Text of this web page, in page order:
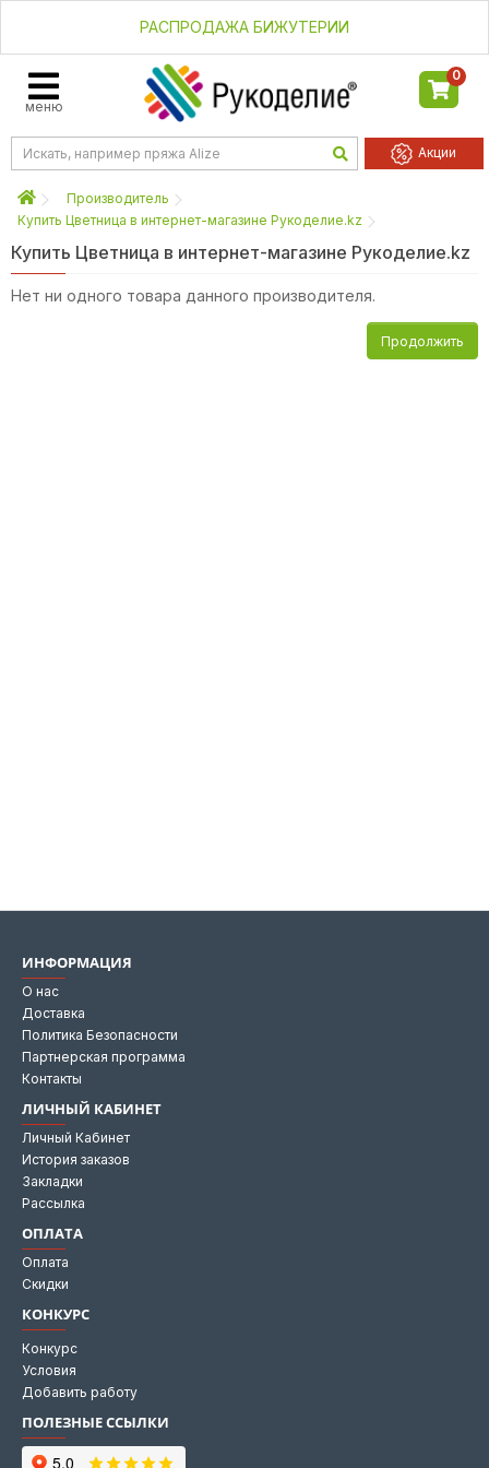
РАСПРОДАЖА БИЖУТЕРИИ
меню
0
Акции
Производитель
Купить Цветница в интернет-магазине Рукоделие.kz
Купить Цветница в интернет-магазине Рукоделие.kz
Нет ни одного товара данного производителя.
Продолжить
ИНФОРМАЦИЯ
О нас
Доставка
Политика Безопасности
Партнерская программа
Контакты
ЛИЧНЫЙ КАБИНЕТ
Личный Кабинет
История заказов
Закладки
Рассылка
ОПЛАТА
Оплата
Скидки
КОНКУРС
Конкурс
Условия
Добавить работу
ПОЛЕЗНЫЕ ССЫЛКИ